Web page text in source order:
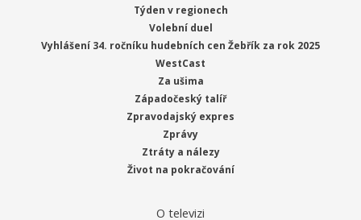
Týden v regionech
Volební duel
Vyhlášení 34. ročníku hudebních cen Žebřík za rok 2025
WestCast
Za ušima
Západočeský talíř
Zpravodajský expres
Zprávy
Ztráty a nálezy
Život na pokračování
O televizi